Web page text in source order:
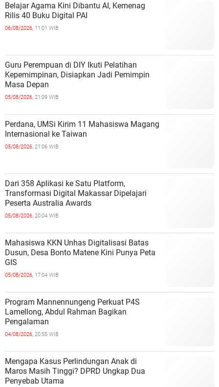
Belajar Agama Kini Dibantu AI, Kemenag
Rilis 40 Buku Digital PAI
06/08/2026, 11:01 WIB
Guru Perempuan di DIY Ikuti Pelatihan
Kepemimpinan, Disiapkan Jadi Pemimpin
Masa Depan
05/08/2026, 21:09 WIB
Perdana, UMSi Kirim 11 Mahasiswa Magang
Internasional ke Taiwan
05/08/2026, 21:06 WIB
Dari 358 Aplikasi ke Satu Platform,
Transformasi Digital Makassar Dipelajari
Peserta Australia Awards
05/08/2026, 20:04 WIB
Mahasiswa KKN Unhas Digitalisasi Batas
Dusun, Desa Bonto Matene Kini Punya Peta
GIS
05/08/2026, 17:04 WIB
Program Mannennungeng Perkuat P4S
Lamellong, Abdul Rahman Bagikan
Pengalaman
04/08/2026, 20:55 WIB
Mengapa Kasus Perlindungan Anak di
Maros Masih Tinggi? DPRD Ungkap Dua
Penyebab Utama